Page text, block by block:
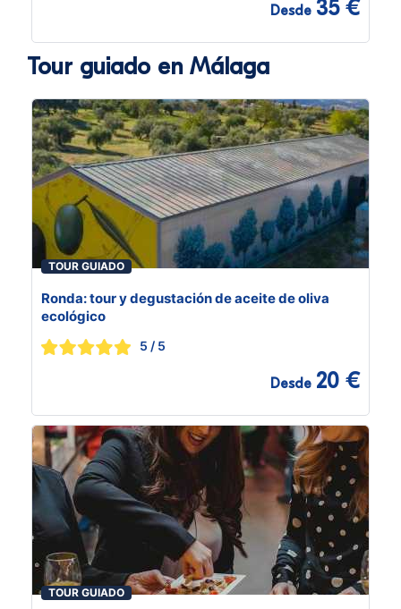
Desde 35 €
Tour guiado en Málaga
TOUR GUIADO
Ronda: tour y degustación de aceite de oliva
ecológico
5 / 5
Desde 20 €
TOUR GUIADO